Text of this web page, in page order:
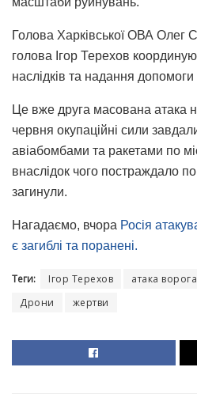
Голова Харківської ОВА Олег
голова Ігор Терехов
наслідків та надання
Це вже друга масована атака
червня окупаційні сили
авіабомбами та ракетами по
внаслідок чого постраждало
загинули.
Нагадаємо, вчора Росія
є загиблі та поранені.
Теги: Ігор Терехов атака ворога
Дрони
жертви